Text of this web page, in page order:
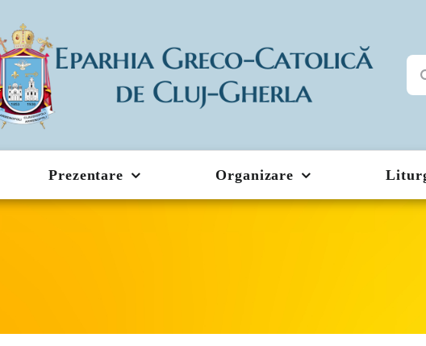
Prezentare Organizare